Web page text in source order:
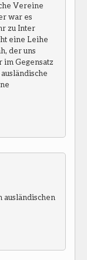
Vereine
war es
zu Inter
eine Leihe
der uns
im Gegensatz
ausländischen